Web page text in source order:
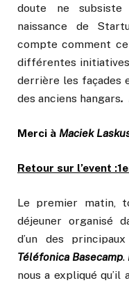
doute ne
naissance de
compte comment
différentes
derrière les façades
des anciens hangars.
Merci à Maciek
Retour sur l’event
Le premier matin,
déjeuner organisé
d’un des
Téléfonica Basecamp.
nous a expliqué